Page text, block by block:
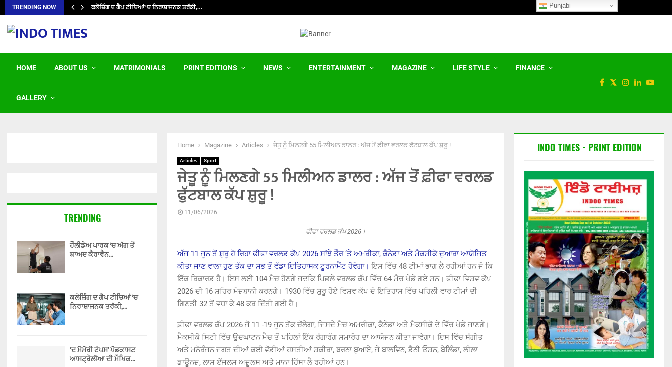
TRENDING NOW ਕਲੋਜ਼ਿੰਗ ਦ ਗੈਪ ਟੀਚਿਆਂ ‘ਚ ਨਿਰਾਸ਼ਾਜਨਕ ਤਰੱਕੀ,… ਸਮਾਜਿਕ ਤੇ ਆਰਥਿਕ ਕਾਰਕ ਔਰਤਾਂ
HOME ABOUT US MATRIMONIALS PRINT EDITIONS NEWS ENTERTAINMENT MAGAZINE LIFE STYLE FINANCE
GALLERY
Home Magazine Articles ਜੇਤੂ ਨੂੰ ਮਿਲਣਗੇ 55 ਮਿਲੀਅਨ ਡਾਲਰ : ਅੱਜ ਤੋਂ ਫ਼ੀਫਾ ਵਰਲਡ ਫੁੱਟਬਾਲ ਕੱਪ ਸ਼ੁਰੂ !
Articles Sport
ਜੇਤੂ ਨੂੰ ਮਿਲਣਗੇ 55 ਮਿਲੀਅਨ ਡਾਲਰ : ਅੱਜ ਤੋਂ ਫ਼ੀਫਾ ਵਰਲਡ
ਫੁੱਟਬਾਲ ਕੱਪ ਸ਼ੁਰੂ !
11/06/2026
ਫੀਫਾ ਵਰਲਡ ਕੱਪ 2026।
ਅੱਜ 11 ਜੂਨ ਤੋਂ ਸ਼ੁਰੂ ਹੋ ਰਿਹਾ ਫੀਫਾ ਵਰਲਡ ਕੱਪ 2026 ਸਾਂਝੇ ਤੌਰ ‘ਤੇ ਅਮਰੀਕਾ, ਕੈਨੇਡਾ ਅਤੇ ਮੈਕਸੀਕੋ ਦੁਆਰਾ ਆਯੋਜਿਤ
ਕੀਤਾ ਜਾਣ ਵਾਲਾ ਹੁਣ ਤੱਕ ਦਾ ਸਭ ਤੋਂ ਵੱਡਾ ਇਤਿਹਾਸਕ ਟੂਰਨਾਮੈਂਟ ਹੋਵੇਗਾ। ਇਸ ਵਿੱਚ 48 ਟੀਮਾਂ ਭਾਗ ਲੈ ਰਹੀਆਂ ਹਨ ਜੋ ਕਿ
ਇੱਕ ਰਿਕਾਰਡ ਹੈ। ਇਸ ਲਈ 104 ਮੈਚ ਹੋਣਗੇ ਜਦਕਿ ਪਿਛਲੇ ਵਰਲਡ ਕੱਪ ਵਿੱਚ 64 ਮੈਚ ਖੇਡੇ ਗਏ ਸਨ। ਫੀਫਾ ਵਿਸ਼ਵ ਕੱਪ
2026 ਦੀ 16 ਸ਼ਹਿਰ ਮੇਜ਼ਬਾਨੀ ਕਰਨਗੇ। 1930 ਵਿੱਚ ਸ਼ੁਰੂ ਹੋਏ ਵਿਸ਼ਵ ਕੱਪ ਦੇ ਇਤਿਹਾਸ ਵਿੱਚ ਪਹਿਲੀ ਵਾਰ ਟੀਮਾਂ ਦੀ
ਗਿਣਤੀ 32 ਤੋਂ ਵਧਾ ਕੇ 48 ਕਰ ਦਿੱਤੀ ਗਈ ਹੈ।
ਫ਼ੀਫਾ ਵਰਲਡ ਕੱਪ 2026 ਜੋ 11 -19 ਜੂਨ ਤੱਕ ਚੱਲੇਗਾ, ਜਿਸਦੇ ਮੈਚ ਅਮਰੀਕਾ, ਕੈਨੇਡਾ ਅਤੇ ਮੈਕਸੀਕੋ ਦੇ ਵਿੱਚ ਖੇਡੇ ਜਾਣਗੇ।
ਮੈਕਸੀਕੋ ਸਿਟੀ ਵਿੱਚ ਉਦਘਾਟਨ ਮੈਚ ਤੋਂ ਪਹਿਲਾਂ ਇੱਕ ਰੰਗਾਰੰਗ ਸਮਾਰੋਹ ਦਾ ਆਯੋਜਨ ਕੀਤਾ ਜਾਵੇਗਾ। ਇਸ ਵਿੱਚ ਸੰਗੀਤ
ਅਤੇ ਮਨੋਰੰਜਨ ਜਗਤ ਦੀਆਂ ਕਈ ਵੱਡੀਆਂ ਹਸਤੀਆਂ ਸ਼ਕੀਰਾ, ਬਰਨਾ ਬੁਆਏ, ਜੇ ਬਾਲਵਿਨ, ਡੈਨੀ ਓਸ਼ਨ, ਬੇਲਿੰਡਾ, ਲੀਲਾ
ਡਾਊਨਜ਼, ਲਾਸ ਏਂਜਲਸ ਅਜ਼ੂਲਸ ਅਤੇ ਮਾਨਾ ਹਿੱਸਾ ਲੈ ਰਹੀਆਂ ਹਨ।
TRENDING
ਹੌਲੀਡੇਅ ਪਾਰਕ ‘ਚ ਅੱਗ ਤੋਂ
ਬਾਅਦ ਕੈਰਾਵੈਨ...
ਕਲੋਜ਼ਿੰਗ ਦ ਗੈਪ ਟੀਚਿਆਂ ‘ਚ
ਨਿਰਾਸ਼ਾਜਨਕ ਤਰੱਕੀ,...
‘ਦ ਮੈਮੋਰੀ ਟੇਪਸ’ ਪੋਡਕਾਸਟ
ਆਸਟ੍ਰੇਲੀਆ ਦੀ ਮੌਖਿਕ...
INDO TIMES - PRINT EDITION
Punjabi